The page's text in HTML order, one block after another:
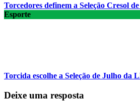
Torcedores definem a Seleção Cresol
Esporte
Torcida escolhe a Seleção de Julho da
Deixe uma resposta